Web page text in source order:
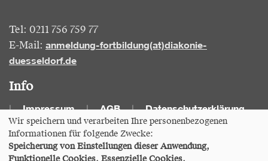
Tel: 0211 756 759 77
E-Mail: anmeldung-fortbildung(at)diakonie-
duesseldorf.de
Info
Impressum
AGB Datenschutzerklärung
Cookie Einstellungen
Wir speichern und verarbeiten Ihre personenbezogenen
Informationen für folgende Zwecke:
Speicherung von Einstellungen dieser Anwendung,
Funktionelle Cookies, Essenzielle Cookies.